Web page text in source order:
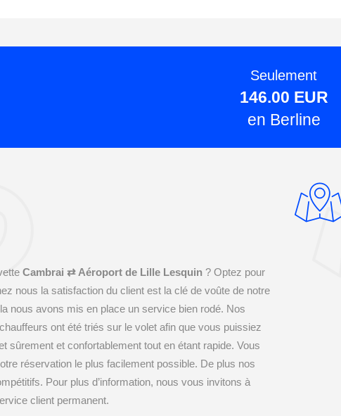
Seulement
146.00 EUR
en Berline
Cambrai ⇄ Aéroport de Lille Lesquin ? Optez pour
nous la satisfaction du client est la clé de voûte de notre
nous avons mis en place un service bien rodé. Nos
ont été triés sur le volet afin que vous puissiez
sûrement et confortablement tout en étant rapide. Vous
réservation le plus facilement possible. De plus nos
Pour plus d’information, nous vous invitons à
client permanent.